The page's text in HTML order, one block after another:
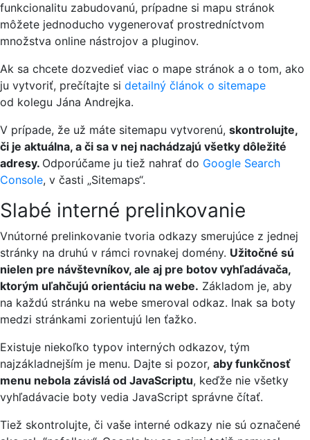
funkcionalitu zabudovanú, prípadne si mapu stránok
môžete jednoducho vygenerovať prostredníctvom
množstva online nástrojov a pluginov.
Ak sa chcete dozvedieť viac o mape stránok a o tom, ako
ju vytvoriť, prečítajte si detailný článok o sitemape
od kolegu Jána Andrejka.
V prípade, že už máte sitemapu vytvorenú, skontrolujte,
či je aktuálna, a či sa v nej nachádzajú všetky dôležité
adresy. Odporúčame ju tiež nahrať do Google Search
Console, v časti „Sitemaps“.
Slabé interné prelinkovanie
Vnútorné prelinkovanie tvoria odkazy smerujúce z jednej
stránky na druhú v rámci rovnakej domény. Užitočné sú
nielen pre návštevníkov, ale aj pre botov vyhľadávača,
ktorým uľahčujú orientáciu na webe. Základom je, aby
na každú stránku na webe smeroval odkaz. Inak sa boty
medzi stránkami zorientujú len ťažko.
Existuje niekoľko typov interných odkazov, tým
najzákladnejším je menu. Dajte si pozor, aby funkčnosť
menu nebola závislá od JavaScriptu, keďže nie všetky
vyhľadávacie boty vedia JavaScript správne čítať.
Tiež skontrolujte, či vaše interné odkazy nie sú označené